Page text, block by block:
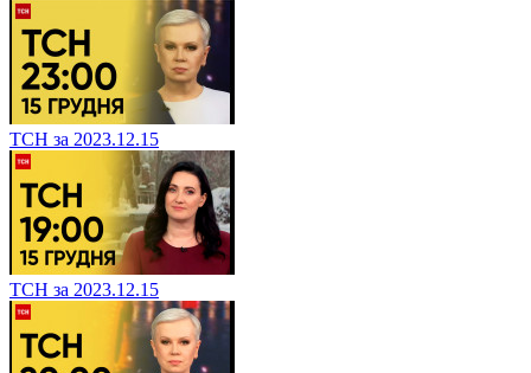
ТСН за 2023.12.15
ТСН за 2023.12.15